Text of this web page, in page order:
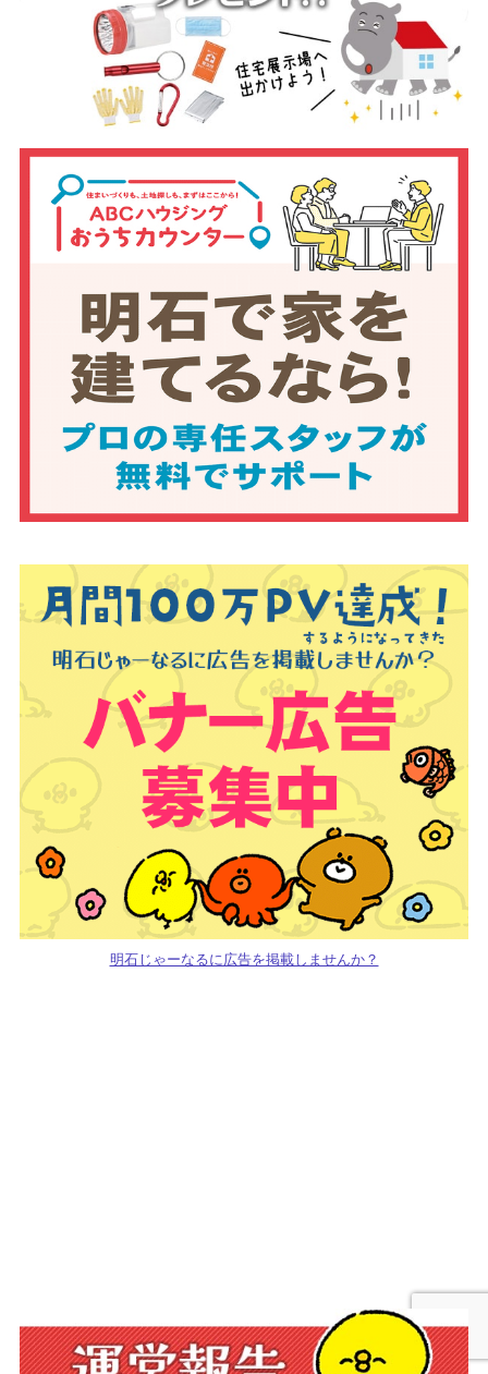
明石じゃーなるに広告を掲載しませんか？